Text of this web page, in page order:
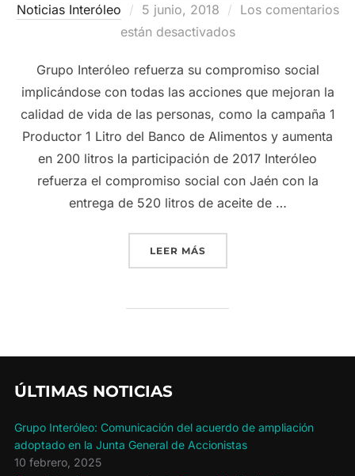
Noticias Interóleo
Publicado
el
5 junio, 2018
Los comentarios
están desactivados
Grupo Interóleo refuerza su compromiso social
implicándose con todas las acciones que mejoran la
calidad de vida de las personas, como la campaña 1
Productor 1 Litro del Banco de Alimentos y aumenta
en 200 litros la participación de 2017 Interóleo
refuerza el compromiso social con Jaén con la
entrega de 520 litros de aceite de …
LEER MÁS«GRUPO INTERÓLEO
ÚLTIMAS NOTICIAS
Grupo Interóleo: Comunicación del acuerdo de ampliación
adoptado en la Junta General de Accionistas
10 febrero, 2025